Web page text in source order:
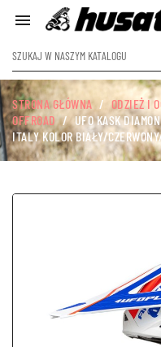

STRONA GŁÓWNA ODZIEŻ I
OFFROAD
UFO KASK
ITALY KOLOR BIAŁY/